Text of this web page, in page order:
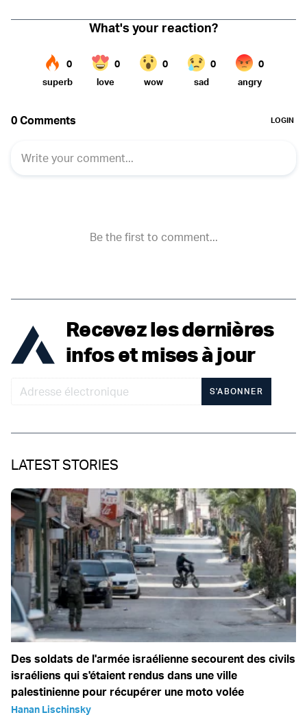
Recevez les dernières
infos et mises à jour
S'ABONNER
LATEST STORIES
Des soldats de l'armée israélienne secourent des civils
israéliens qui s'étaient rendus dans une ville
palestinienne pour récupérer une moto volée
Hanan Lischinsky